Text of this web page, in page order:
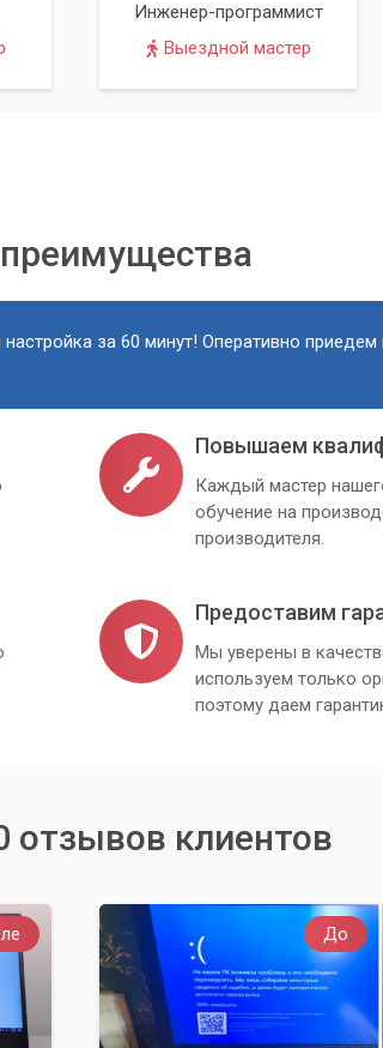
Инженер-программист
Выездной мастер
за 60 минут! Оперативно
Повышаем
Каждый мастер
обучение на
производителя.
Предоставим
Мы уверены в
используем только
поэтому даем
отзывов клиентов
До